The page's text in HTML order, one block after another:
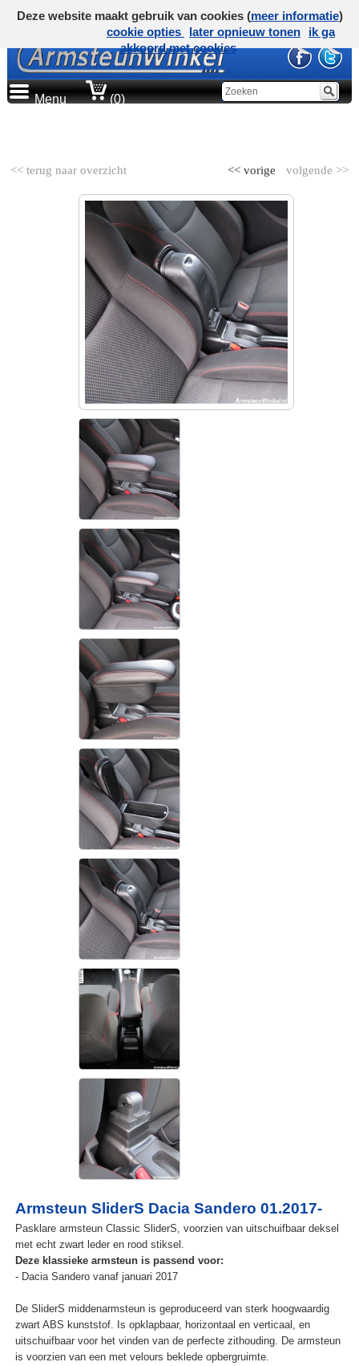
Menu (0)
<< terug naar overzicht volgende >>
<< vorige
Armsteun SliderS Dacia Sandero 01.2017-
Pasklare armsteun Classic SliderS, voorzien van uitschuifbaar deksel
met echt zwart leder en rood stiksel.
Deze klassieke armsteun is passend voor:
- Dacia Sandero vanaf januari 2017
De SliderS middenarmsteun is geproduceerd van sterk hoogwaardig
zwart ABS kunststof. Is opklapbaar, horizontaal en verticaal, en
uitschuifbaar voor het vinden van de perfecte zithouding. De armsteun
is voorzien van een met velours beklede opbergruimte.
Deze website maakt gebruik van cookies (meer informatie)
cookie opties
later opnieuw tonen
ik ga
akkoord met cookies